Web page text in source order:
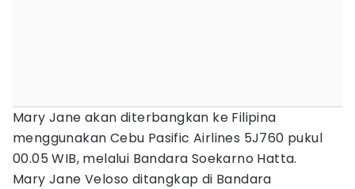
Mary Jane akan diterbangkan ke Filipina
menggunakan Cebu Pasific Airlines 5J760 pukul
00.05 WIB, melalui Bandara Soekarno Hatta.
Mary Jane Veloso ditangkap di Bandara